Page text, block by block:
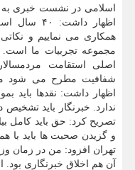
اسلامی در نشست خبری به
اظهار
همکاری می نماییم و
مجموعه تجربیات ما است.
اصلی استقامت
شفافیت مطرح می شود
اظهار داشت: نقدها باید
ندارد. خبرنگار باید
تصریح کرد: حق باید کامل
و گزیدن صحبت ها باید با
تهران افزود: من در زمان
آن هم اخلاق خبرنگاری